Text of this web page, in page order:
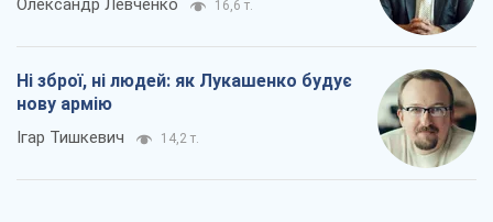
Олександр Левченко 16,6 т.
Ні зброї, ні людей: як Лукашенко будує
нову армію
Ігар Тишкевич 14,2 т.